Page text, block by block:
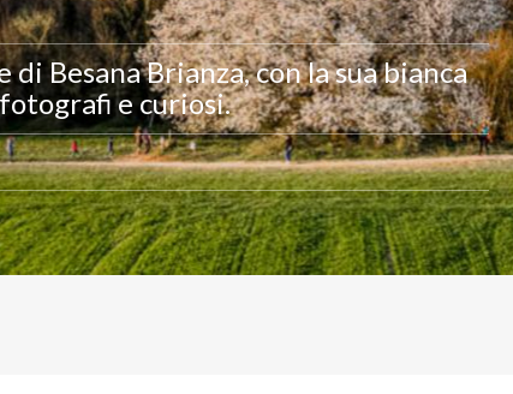
Besana Brianza, con la sua bianca
e curiosi.